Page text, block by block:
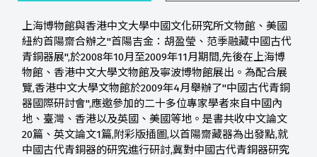
上海博物館與香港中文大學中國文化研究所文物館、美國
紐約首陽齋合辦之"首陽吉金：胡盈瑩、范季融藏中國古代
青銅器展",於2008年10月至2009年11月期間,先後在上海博
物館、香港中文大學文物館及寧波博物館展出。為配合展
覽,香港中文大學文物館於2009年4月舉辦了"中國古代青銅
器國際研討會",應邀參加的二十多位專家學者來自中國內
地、臺灣、香港以及英國、美國等地。是書共收中文論文
20篇、英文論文1篇,附彩版插圖,以首陽齋藏器為出發點,就
中國古代青銅器的研究進行研討,冀對中國古代青銅器研究